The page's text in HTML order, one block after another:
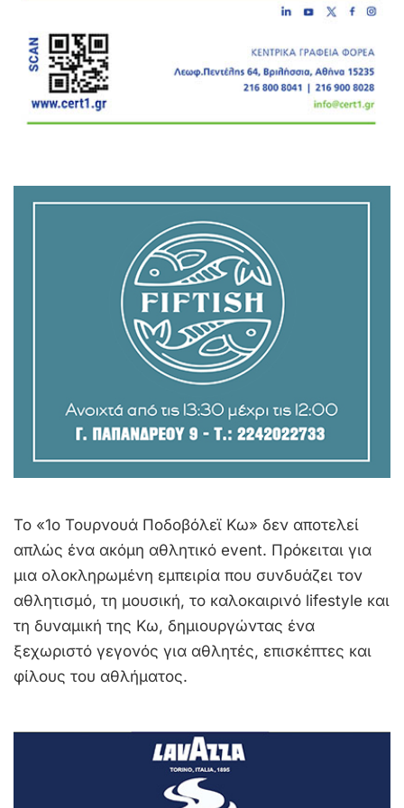
Το «1ο Τουρνουά Ποδοβόλεϊ Κω» δεν αποτελεί
απλώς ένα ακόμη αθλητικό event. Πρόκειται για
μια ολοκληρωμένη εμπειρία που συνδυάζει τον
αθλητισμό, τη μουσική, το καλοκαιρινό lifestyle και
τη δυναμική της Κω, δημιουργώντας ένα
ξεχωριστό γεγονός για αθλητές, επισκέπτες και
φίλους του αθλήματος.